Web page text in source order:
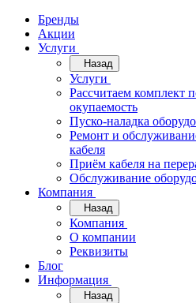
Бренды
Акции
Услуги
Назад
Услуги
Рассчитаем комплект
окупаемость
Пуско-наладка
Ремонт и
кабеля
Приём кабеля на
Обслуживание
Компания
Назад
Компания
О компании
Реквизиты
Блог
Информация
Назад